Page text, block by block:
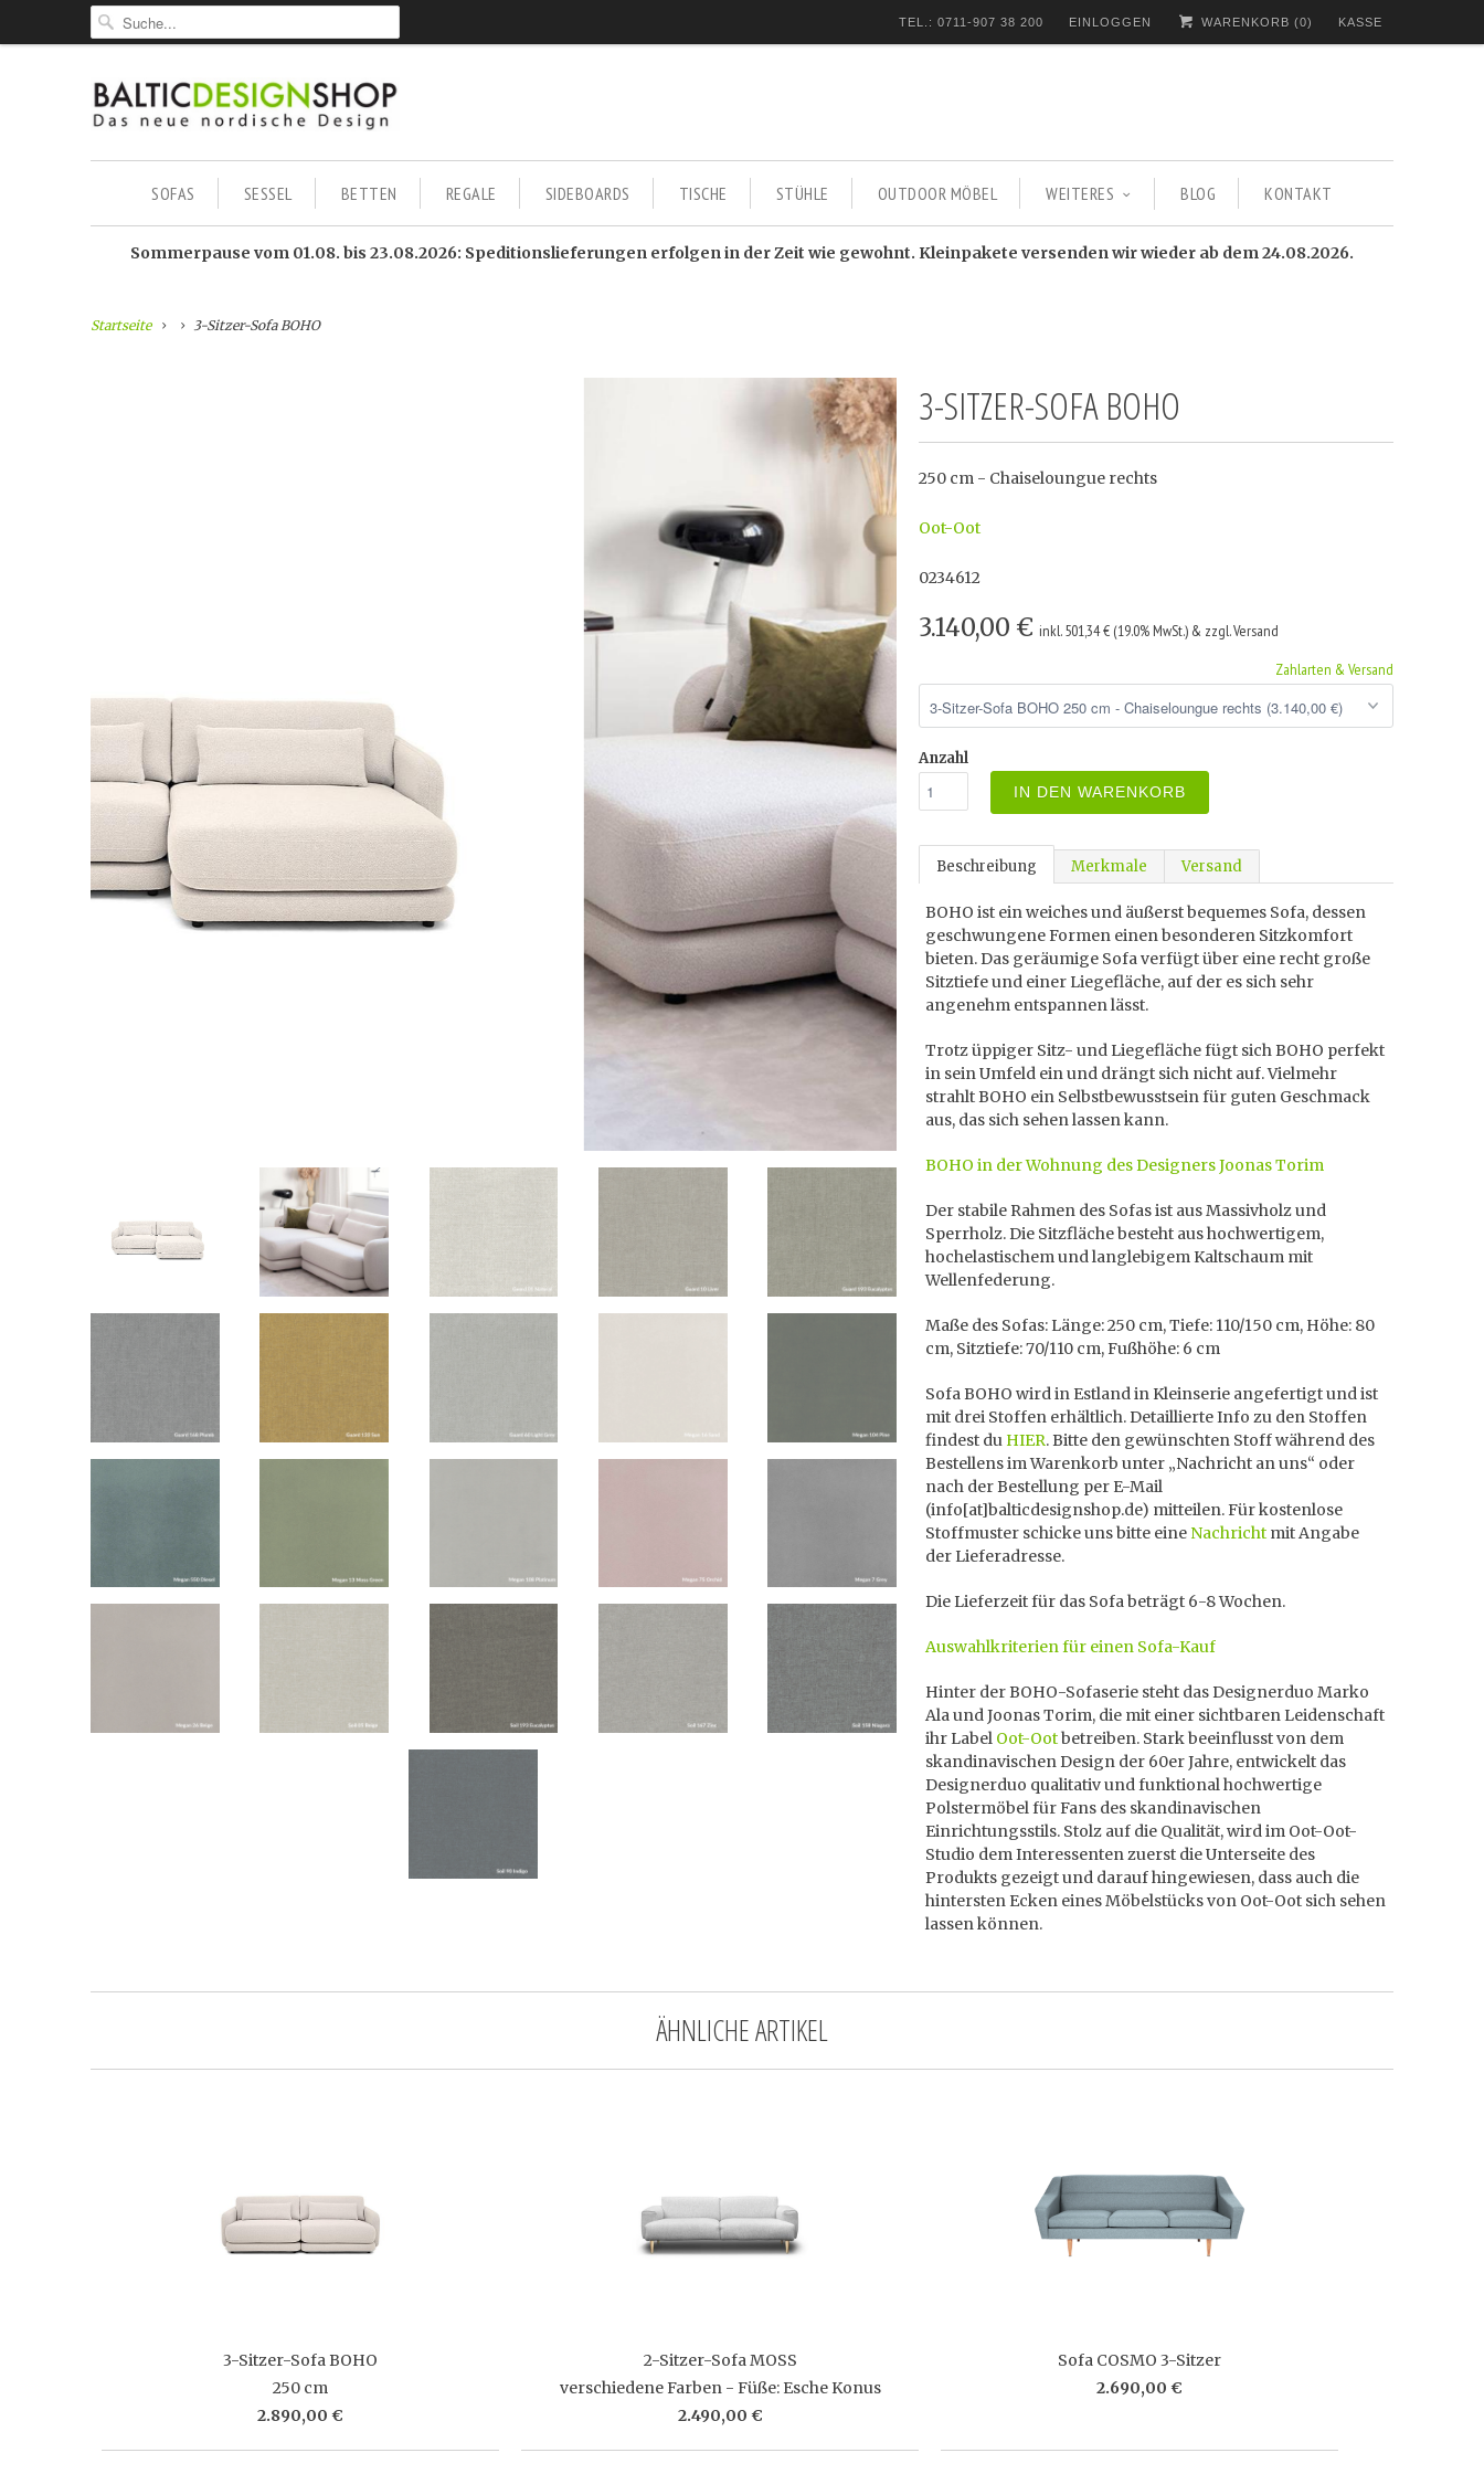
TEL.: 0711-907 38 200 EINLOGGEN WARENKORB (0) KASSE
SOFAS SESSEL BETTEN REGALE SIDEBOARDS TISCHE STÜHLE OUTDOOR MÖBEL WEITERES BLOG KONTAKT
Sommerpause vom 01.08. bis 23.08.2026: Speditionslieferungen erfolgen in der Zeit wie gewohnt. Kleinpakete versenden wir wieder ab dem 24.08.2026.
Startseite 3-Sitzer-Sofa BOHO
3-SITZER-SOFA BOHO
250 cm - Chaiseloungue rechts
Oot-Oot
0234612
3.140,00 € inkl. 501,34 € (19.0% MwSt.) & zzgl. Versand
Zahlarten & Versand
Anzahl
IN DEN WARENKORB
Beschreibung Merkmale Versand
BOHO ist ein weiches und äußerst bequemes Sofa, dessen
geschwungene Formen einen besonderen Sitzkomfort
bieten. Das geräumige Sofa verfügt über eine recht große
Sitztiefe und einer Liegefläche, auf der es sich sehr
angenehm entspannen lässt.
Trotz üppiger Sitz- und Liegefläche fügt sich BOHO perfekt
in sein Umfeld ein und drängt sich nicht auf. Vielmehr
strahlt BOHO ein Selbstbewusstsein für guten Geschmack
aus, das sich sehen lassen kann.
BOHO in der Wohnung des Designers Joonas Torim
Der stabile Rahmen des Sofas ist aus Massivholz und
Sperrholz. Die Sitzfläche besteht aus hochwertigem,
hochelastischem und langlebigem Kaltschaum mit
Wellenfederung.
Maße des Sofas: Länge: 250 cm, Tiefe: 110/150 cm, Höhe: 80
cm, Sitztiefe: 70/110 cm, Fußhöhe: 6 cm
Sofa BOHO wird in Estland in Kleinserie angefertigt und ist
mit drei Stoffen erhältlich. Detaillierte Info zu den Stoffen
findest du HIER. Bitte den gewünschten Stoff während des
Bestellens im Warenkorb unter „Nachricht an uns“ oder
nach der Bestellung per E-Mail
(info[at]balticdesignshop.de) mitteilen. Für kostenlose
Stoffmuster schicke uns bitte eine Nachricht mit Angabe
der Lieferadresse.
Die Lieferzeit für das Sofa beträgt 6-8 Wochen.
Auswahlkriterien für einen Sofa-Kauf
Hinter der BOHO-Sofaserie steht das Designerduo Marko
Ala und Joonas Torim, die mit einer sichtbaren Leidenschaft
ihr Label Oot-Ootbetreiben. Stark beeinflusst von dem
skandinavischen Design der 60er Jahre, entwickelt das
Designerduo qualitativ und funktional hochwertige
Polstermöbel für Fans des skandinavischen
Einrichtungsstils. Stolz auf die Qualität, wird im Oot-Oot-
Studio dem Interessenten zuerst die Unterseite des
Produkts gezeigt und darauf hingewiesen, dass auch die
hintersten Ecken eines Möbelstücks von Oot-Oot sich sehen
lassen können.
ÄHNLICHE ARTIKEL
3-Sitzer-Sofa BOHO
250 cm
2.890,00 €
2-Sitzer-Sofa MOSS
verschiedene Farben - Füße: Esche Konus
2.490,00 €
Sofa COSMO 3-Sitzer
2.690,00 €